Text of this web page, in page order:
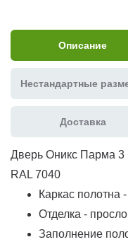
Описание
Нестандартные
Доставка
Дверь Оникс Парма 3
RAL 7040
Каркас полотна
Отделка -
Заполнение